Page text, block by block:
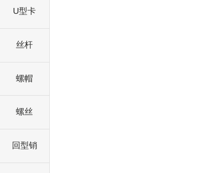
U型卡
丝杆
螺帽
螺丝
回型销